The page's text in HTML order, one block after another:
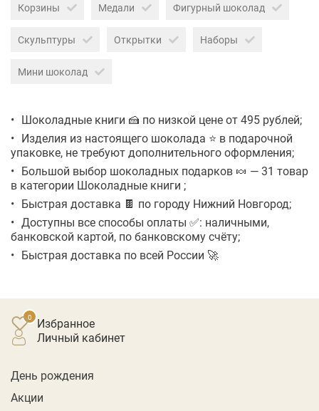
Корзины Медали Фигурный шоколад
Скульптуры Открытки Наборы
Мини шоколад
Шоколадные книги 🍰 по низкой цене от 495 рублей;
Изделия из настоящего шоколада ⭐ в подарочной
упаковке, не требуют дополнительного оформления;
Большой выбор шоколадных подарков 🍬 — 31 товар
в категории Шоколадные книги ;
Быстрая доставка 🍫 по городу Нижний Новгород;
Доступны все способы оплаты ✅: наличными,
банковской картой, по банковскому счёту;
Быстрая доставка по всей России 🚀
Избранное
личный кабинет
День рождения
Акции